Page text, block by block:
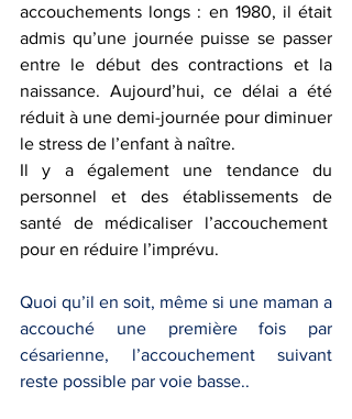
accouchements longs : en 1980, il était
admis qu’une journée puisse se passer
entre le début des contractions et la
naissance. Aujourd’hui, ce délai a été
réduit à une demi-journée pour diminuer
le stress de l’enfant à naître.
Il y a également une tendance du
personnel et des établissements de
santé de médicaliser l’accouchement
pour en réduire l’imprévu.
Quoi qu’il en soit, même si une maman a
accouché une première fois par
césarienne, l’accouchement suivant
reste possible par voie basse..